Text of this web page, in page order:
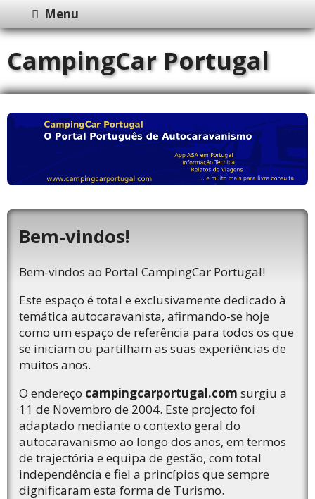
Menu
CampingCar Portugal
Bem-vindos!
Bem-vindos ao Portal CampingCar Portugal!
Este espaço é total e exclusivamente dedicado à
temática autocaravanista, afirmando-se hoje
como um espaço de referência para todos os que
se iniciam ou partilham as suas experiências de
muitos anos.
O endereço campingcarportugal.com surgiu a
11 de Novembro de 2004. Este projecto foi
adaptado mediante o contexto geral do
autocaravanismo ao longo dos anos, em termos
de trajectória e equipa de gestão, com total
independência e fiel a princípios que sempre
dignificaram esta forma de Turismo.